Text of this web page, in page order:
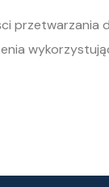
przetwarzania